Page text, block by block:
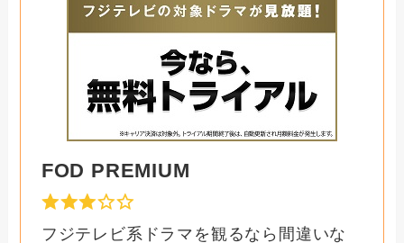
FOD PREMIUM
フジテレビ系ドラマを観るなら間違いな